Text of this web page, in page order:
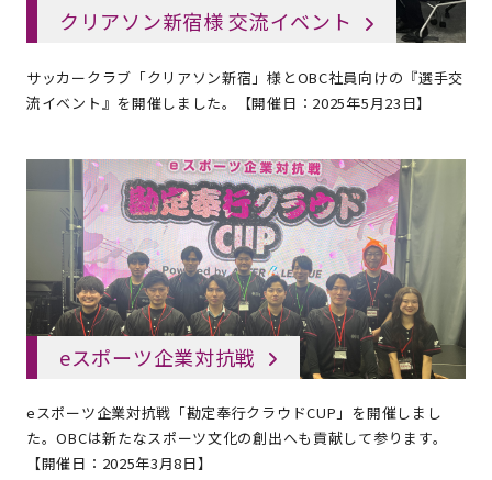
クリアソン新宿様 交流イベント
サッカークラブ「クリアソン新宿」様とOBC社員向けの『選手交
流イベント』を開催しました。【開催日：2025年5月23日】
eスポーツ企業対抗戦
eスポーツ企業対抗戦「勘定奉行クラウドCUP」を開催しまし
た。OBCは新たなスポーツ文化の創出へも貢献して参ります。
【開催日：2025年3月8日】